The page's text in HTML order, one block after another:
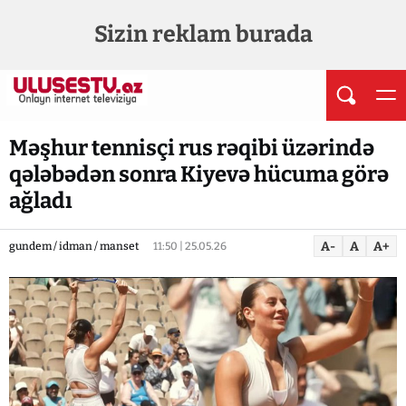
Sizin reklam burada
Məşhur tennisçi rus rəqibi üzərində
qələbədən sonra Kiyevə hücuma görə
ağladı
gundem / idman / manset 11:50 | 25.05.26 A- A A+